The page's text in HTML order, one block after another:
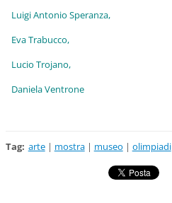
Luigi Antonio Speranza,
Eva Trabucco,
Lucio Trojano,
Daniela Ventrone
Tag: arte | mostra | museo | olimpiadi